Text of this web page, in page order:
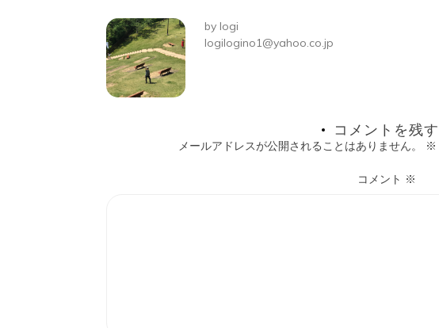
ビ
ゲ
ー
by logi
logilogino1@yahoo.co.jp
コメントを残す
メールアドレスが公開されることはありません。 ※
コメント ※